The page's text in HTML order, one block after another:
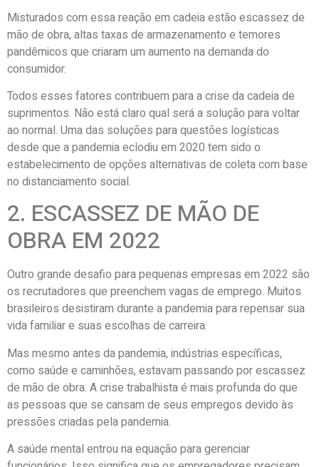
Misturados com essa reação em cadeia estão escassez de
mão de obra, altas taxas de armazenamento e temores
pandêmicos que criaram um aumento na demanda do
consumidor.
Todos esses fatores contribuem para a crise da cadeia de
suprimentos. Não está claro qual será a solução para voltar
ao normal. Uma das soluções para questões logísticas
desde que a pandemia eclodiu em 2020 tem sido o
estabelecimento de opções alternativas de coleta com base
no distanciamento social.
2. ESCASSEZ DE MÃO DE
OBRA EM 2022
Outro grande desafio para pequenas empresas em 2022 são
os recrutadores que preenchem vagas de emprego. Muitos
brasileiros desistiram durante a pandemia para repensar sua
vida familiar e suas escolhas de carreira.
Mas mesmo antes da pandemia, indústrias específicas,
como saúde e caminhões, estavam passando por escassez
de mão de obra. A crise trabalhista é mais profunda do que
as pessoas que se cansam de seus empregos devido às
pressões criadas pela pandemia.
A saúde mental entrou na equação para gerenciar